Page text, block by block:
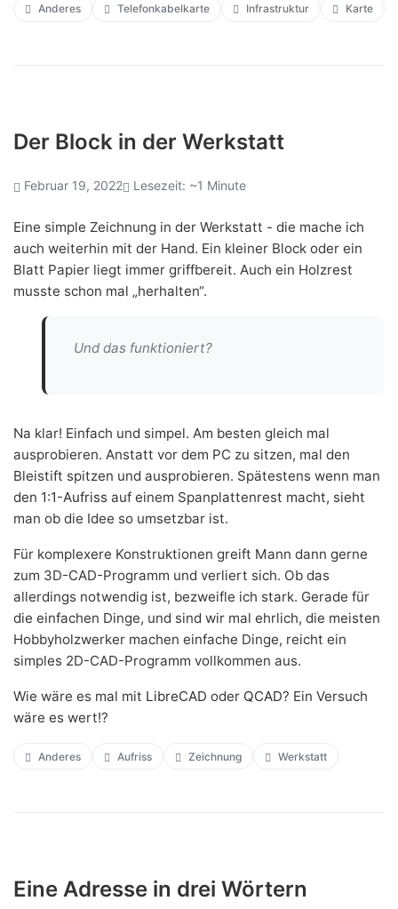
Anderes Telefonkabelkarte Infrastruktur Karte
Der Block in der Werkstatt
Februar 19, 2022 Lesezeit: ~1 Minute
Eine simple Zeichnung in der Werkstatt - die mache ich
auch weiterhin mit der Hand. Ein kleiner Block oder ein
Blatt Papier liegt immer griffbereit. Auch ein Holzrest
musste schon mal „herhalten“.
Und das funktioniert?
Na klar! Einfach und simpel. Am besten gleich mal
ausprobieren. Anstatt vor dem PC zu sitzen, mal den
Bleistift spitzen und ausprobieren. Spätestens wenn man
den 1:1-Aufriss auf einem Spanplattenrest macht, sieht
man ob die Idee so umsetzbar ist.
Für komplexere Konstruktionen greift Mann dann gerne
zum 3D-CAD-Programm und verliert sich. Ob das
allerdings notwendig ist, bezweifle ich stark. Gerade für
die einfachen Dinge, und sind wir mal ehrlich, die meisten
Hobbyholzwerker machen einfache Dinge, reicht ein
simples 2D-CAD-Programm vollkommen aus.
Wie wäre es mal mit LibreCAD oder QCAD? Ein Versuch
wäre es wert!?
Anderes Aufriss Zeichnung Werkstatt
Eine Adresse in drei Wörtern